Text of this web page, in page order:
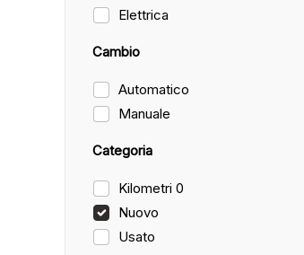
Elettrica
Cambio
Automatico
Manuale
Categoria
Kilometri 0
Nuovo
Usato